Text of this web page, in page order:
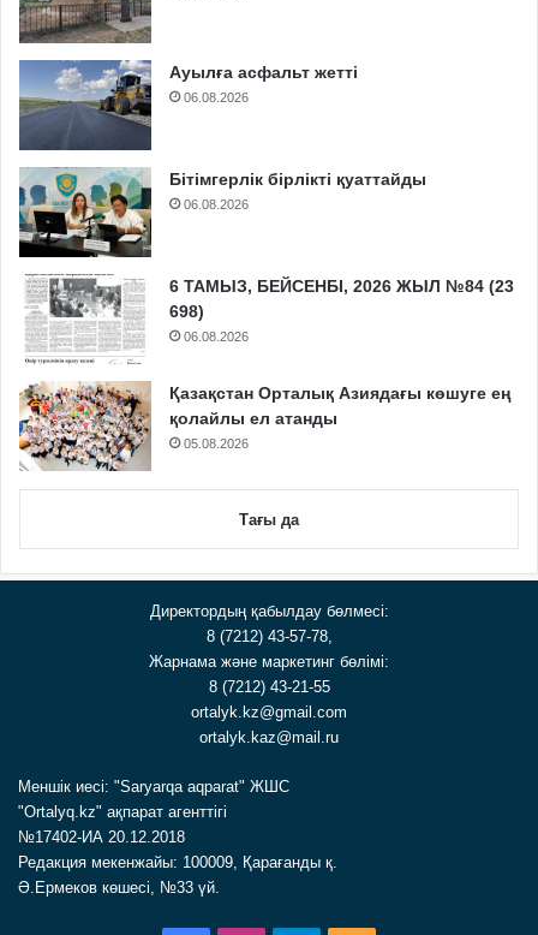
Ауылға асфальт жетті
06.08.2026
Бітімгерлік бірлікті қуаттайды
06.08.2026
6 ТАМЫЗ, БЕЙСЕНБІ, 2026 ЖЫЛ №84 (23
698)
06.08.2026
Қазақстан Орталық Азиядағы көшуге ең
қолайлы ел атанды
05.08.2026
Тағы да
Директордың қабылдау бөлмесі:
8 (7212) 43-57-78,
Жарнама және маркетинг бөлімі:
8 (7212) 43-21-55
ortalyk.kz@gmail.com
ortalyk.kaz@mail.ru
Меншік иесі: "Saryarqa aqparat" ЖШС
"Ortalyq.kz" ақпарат агенттігі
№17402-ИА 20.12.2018
Редакция мекенжайы: 100009, Қарағанды қ.
Ә.Ермеков көшесі, №33 үй.